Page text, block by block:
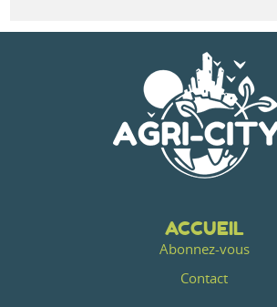
ACCUEIL
Abonnez-vous
Contact